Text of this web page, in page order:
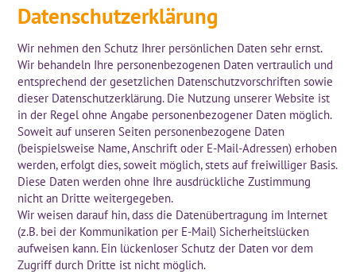
Datenschutzerklärung
Wir nehmen den Schutz Ihrer persönlichen Daten sehr ernst.
Wir behandeln Ihre personenbezogenen Daten vertraulich und
entsprechend der gesetzlichen Datenschutzvorschriften sowie
dieser Datenschutzerklärung. Die Nutzung unserer Website ist
in der Regel ohne Angabe personenbezogener Daten möglich.
Soweit auf unseren Seiten personenbezogene Daten
(beispielsweise Name, Anschrift oder E-Mail-Adressen) erhoben
werden, erfolgt dies, soweit möglich, stets auf freiwilliger Basis.
Diese Daten werden ohne Ihre ausdrückliche Zustimmung
nicht an Dritte weitergegeben.
Wir weisen darauf hin, dass die Datenübertragung im Internet
(z.B. bei der Kommunikation per E-Mail) Sicherheitslücken
aufweisen kann. Ein lückenloser Schutz der Daten vor dem
Zugriff durch Dritte ist nicht möglich.